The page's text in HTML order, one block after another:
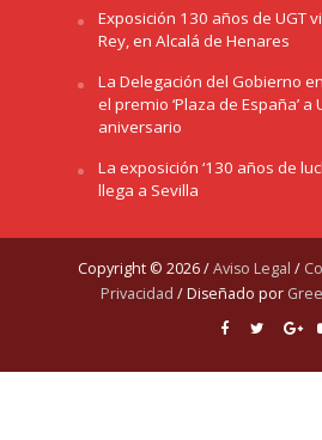
Exposición 130 años de UGT
Rey, en Alcalá de Henares
La Delegación del Gobierno
el premio ‘Plaza de España’ a
aniversario
La exposición ‘130 años de
llega a Sevilla
Copyright © 2026 /Aviso Legal /
Privacidad / Diseñado por